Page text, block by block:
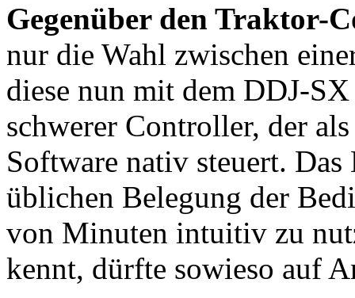
Gegenüber den Traktor-
nur die Wahl zwischen
diese nun mit dem DDJ-
schwerer Controller, der
Software nativ steuert.
üblichen Belegung der
von Minuten intuitiv zu
kennt, dürfte sowieso auf